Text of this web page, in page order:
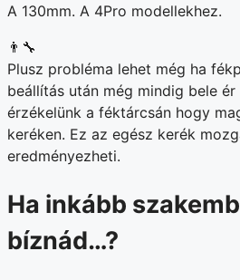
A 130mm. A 4Pro modellekhez.
👨‍🔧
Plusz probléma lehet még ha
beállítás után még mindig bele
érzékelünk a féktárcsán hogy
keréken. Ez az egész kerék
eredményezheti.
Ha inkább
bíznád…?